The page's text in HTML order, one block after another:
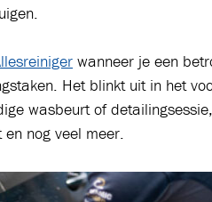
wanneer je een
Het blinkt uit in het
wasbeurt of
nog veel meer.